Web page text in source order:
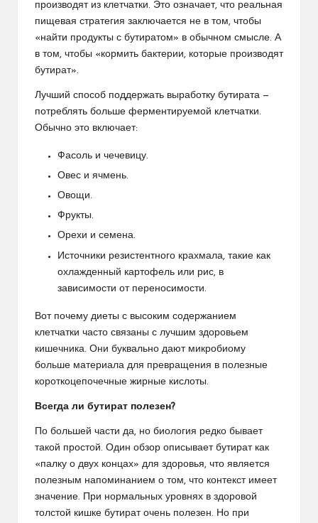
производят из клетчатки. Это означает, что реальная
пищевая стратегия заключается не в том, чтобы
«найти продукты с бутиратом» в обычном смысле. А
в том, чтобы «кормить бактерии, которые производят
бутират».
Лучший способ поддержать выработку бутирата —
потреблять больше ферментируемой клетчатки.
Обычно это включает:
Фасоль и чечевицу.
Овес и ячмень.
Овощи.
Фрукты.
Орехи и семена.
Источники резистентного крахмала, такие как
охлажденный картофель или рис, в
зависимости от переносимости.
Вот почему диеты с высоким содержанием
клетчатки часто связаны с лучшим здоровьем
кишечника. Они буквально дают микробиому
больше материала для превращения в полезные
короткоцепочечные жирные кислоты.
Всегда ли бутират полезен?
По большей части да, но биология редко бывает
такой простой. Один обзор описывает бутират как
«палку о двух концах» для здоровья, что является
полезным напоминанием о том, что контекст имеет
значение. При нормальных уровнях в здоровой
толстой кишке бутират очень полезен. Но при